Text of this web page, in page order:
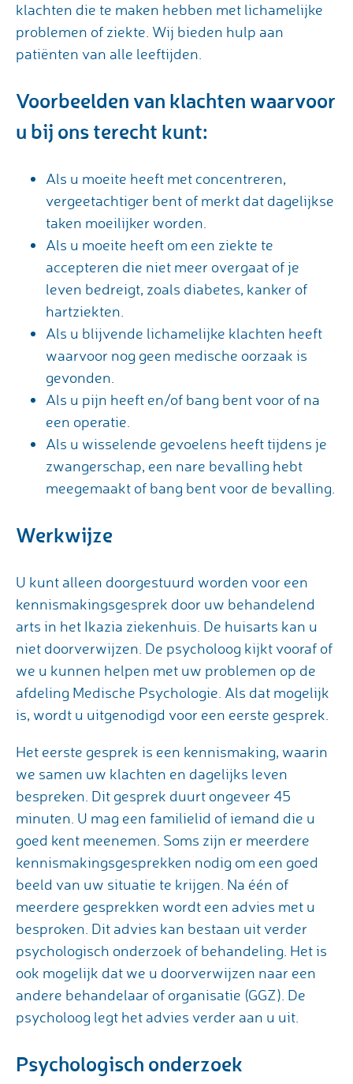
klachten die te maken hebben met lichamelijke
problemen of ziekte. Wij bieden hulp aan
patiënten van alle leeftijden.
Voorbeelden van klachten waarvoor
u bij ons terecht kunt:
Als u moeite heeft met concentreren,
vergeetachtiger bent of merkt dat dagelijkse
taken moeilijker worden.
Als u moeite heeft om een ziekte te
accepteren die niet meer overgaat of je
leven bedreigt, zoals diabetes, kanker of
hartziekten.
Als u blijvende lichamelijke klachten heeft
waarvoor nog geen medische oorzaak is
gevonden.
Als u pijn heeft en/of bang bent voor of na
een operatie.
Als u wisselende gevoelens heeft tijdens je
zwangerschap, een nare bevalling hebt
meegemaakt of bang bent voor de bevalling.
Werkwijze
U kunt alleen doorgestuurd worden voor een
kennismakingsgesprek door uw behandelend
arts in het Ikazia ziekenhuis. De huisarts kan u
niet doorverwijzen. De psycholoog kijkt vooraf of
we u kunnen helpen met uw problemen op de
afdeling Medische Psychologie. Als dat mogelijk
is, wordt u uitgenodigd voor een eerste gesprek.
Het eerste gesprek is een kennismaking, waarin
we samen uw klachten en dagelijks leven
bespreken. Dit gesprek duurt ongeveer 45
minuten. U mag een familielid of iemand die u
goed kent meenemen. Soms zijn er meerdere
kennismakingsgesprekken nodig om een goed
beeld van uw situatie te krijgen. Na één of
meerdere gesprekken wordt een advies met u
besproken. Dit advies kan bestaan uit verder
psychologisch onderzoek of behandeling. Het is
ook mogelijk dat we u doorverwijzen naar een
andere behandelaar of organisatie (GGZ). De
psycholoog legt het advies verder aan u uit.
Psychologisch onderzoek